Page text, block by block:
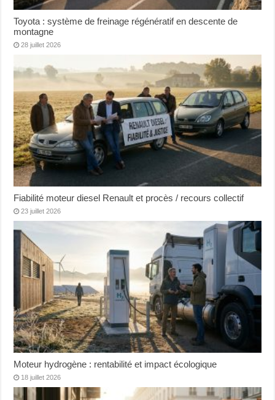
Toyota : système de freinage régénératif en descente de
montagne
28 juillet 2026
Fiabilité moteur diesel Renault et procès / recours collectif
23 juillet 2026
Moteur hydrogène : rentabilité et impact écologique
18 juillet 2026